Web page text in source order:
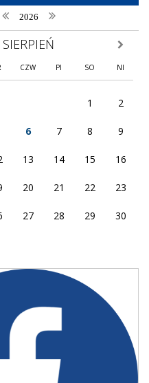
poprzedni rok
2026 następny rok
SIERPIEŃ
CZW PI SO NI
1 2
6 7 8 9
13 14 15 16
20 21 22 23
27 28 29 30